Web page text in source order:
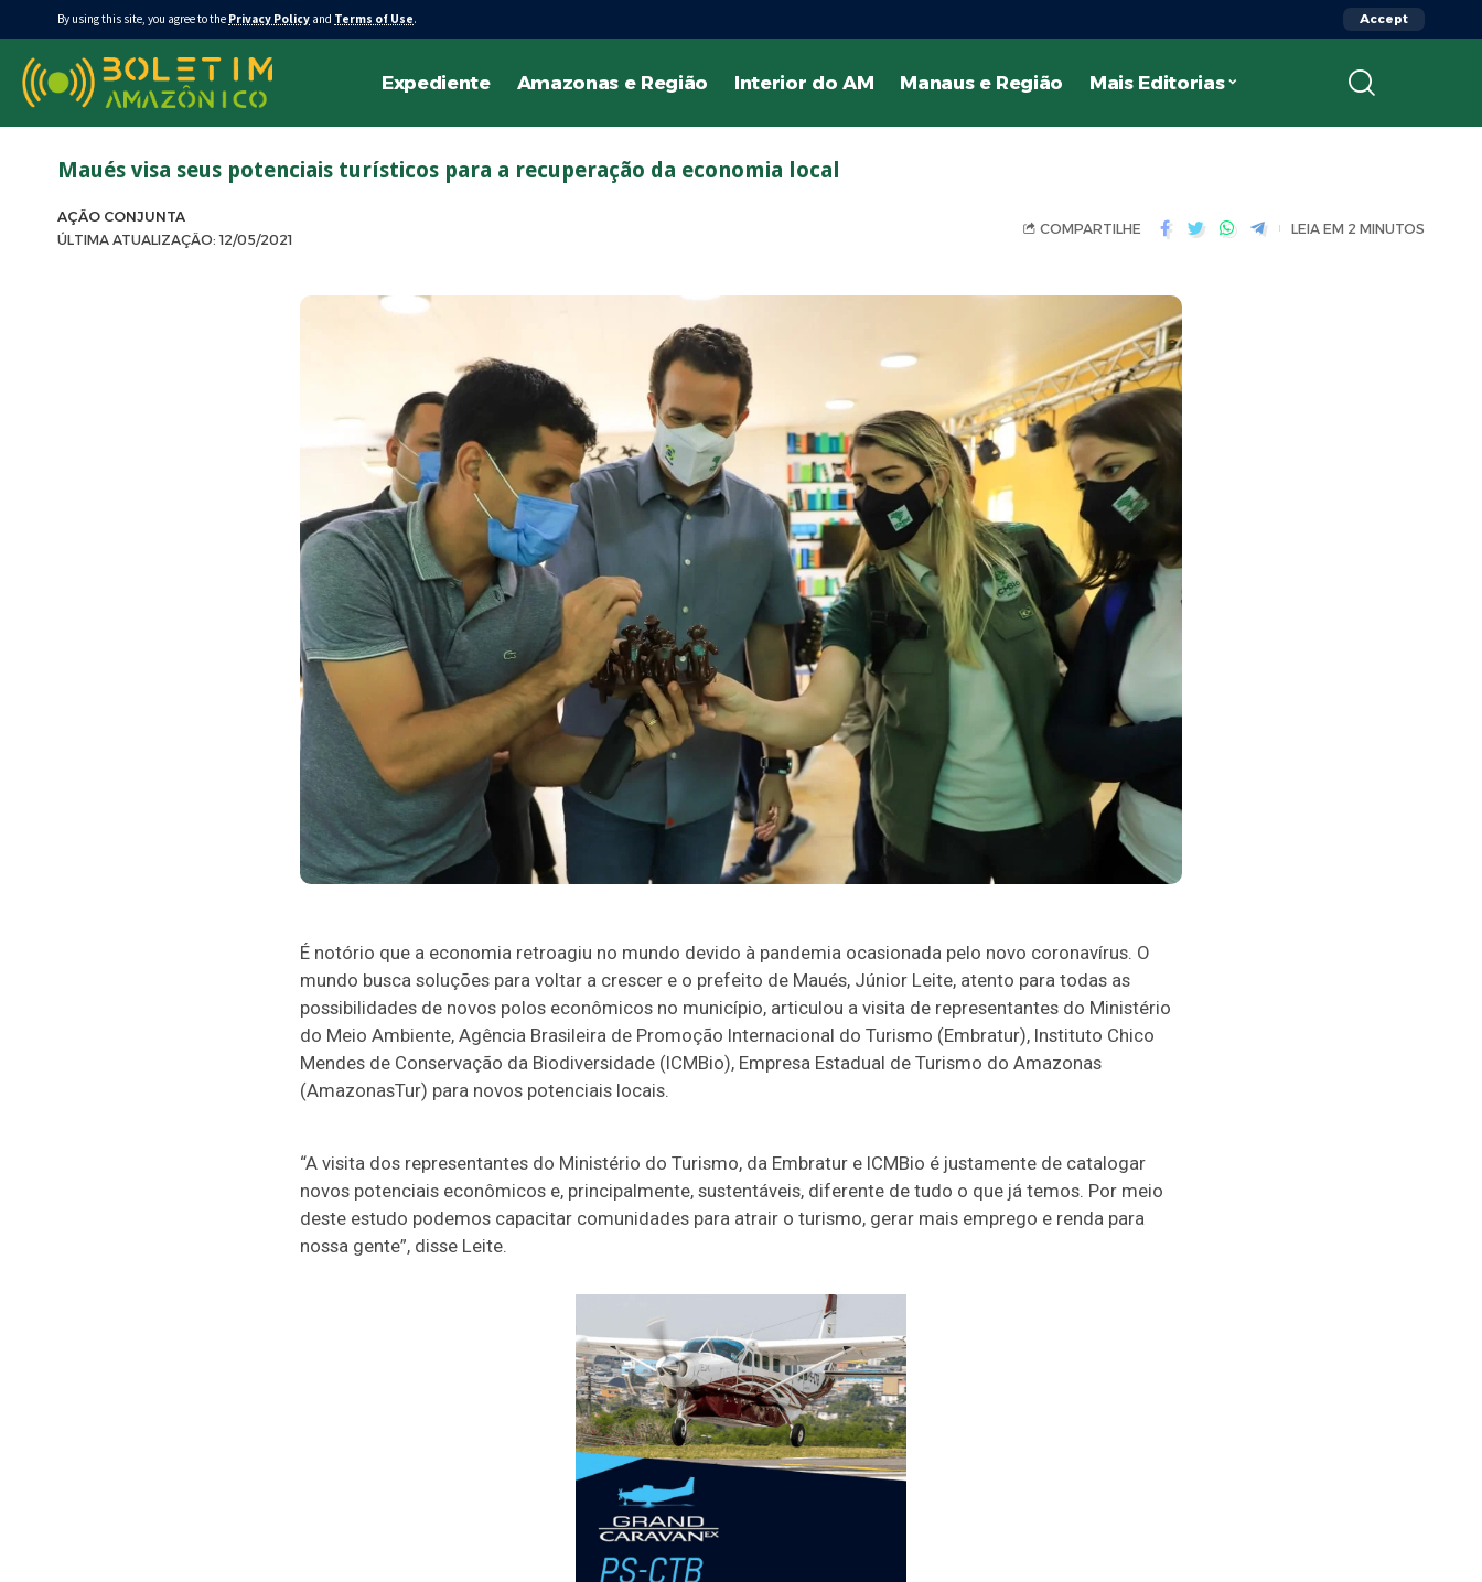
By using this site, you agree to the Privacy Policy and Terms of Use. Accept
Expediente Amazonas e Região Interior do AM Manaus e Região Mais Editorias
Maués visa seus potenciais turísticos para a recuperação da economia local
ÚLTIMA ATUALIZAÇÃO: 12/05/2021
AÇÃO CONJUNTA
COMPARTILHE LEIA EM 2 MINUTOS
É notório que a economia retroagiu no mundo devido à pandemia ocasionada pelo novo coronavírus. O
mundo busca soluções para voltar a crescer e o prefeito de Maués, Júnior Leite, atento para todas as
possibilidades de novos polos econômicos no município, articulou a visita de representantes do Ministério
do Meio Ambiente, Agência Brasileira de Promoção Internacional do Turismo (Embratur), Instituto Chico
Mendes de Conservação da Biodiversidade (ICMBio), Empresa Estadual de Turismo do Amazonas
(AmazonasTur) para novos potenciais locais.
“A visita dos representantes do Ministério do Turismo, da Embratur e ICMBio é justamente de catalogar
novos potenciais econômicos e, principalmente, sustentáveis, diferente de tudo o que já temos. Por meio
deste estudo podemos capacitar comunidades para atrair o turismo, gerar mais emprego e renda para
nossa gente”, disse Leite.